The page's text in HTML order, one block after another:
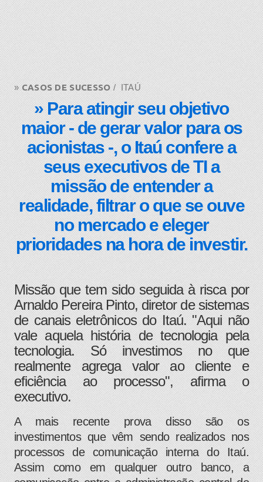
» CASOS DE SUCESSO / ITAÚ
» ​​Para atingir seu objetivo
maior - de gerar valor para os
acionistas -, o Itaú confere a
seus executivos de TI a
missão de entender a
realidade, filtrar o que se ouve
no mercado e eleger
prioridades na hora de investir.
Missão que tem sido seguida à risca por
Arnaldo Pereira Pinto, diretor de sistemas
de canais eletrônicos do Itaú. "Aqui não
vale aquela história de tecnologia pela
tecnologia. Só investimos no que
realmente agrega valor ao cliente e
eficiência ao processo", afirma o
executivo.
A mais recente prova disso são os
investimentos que vêm sendo realizados nos
processos de comunicação interna do Itaú.
Assim como em qualquer outro banco, a